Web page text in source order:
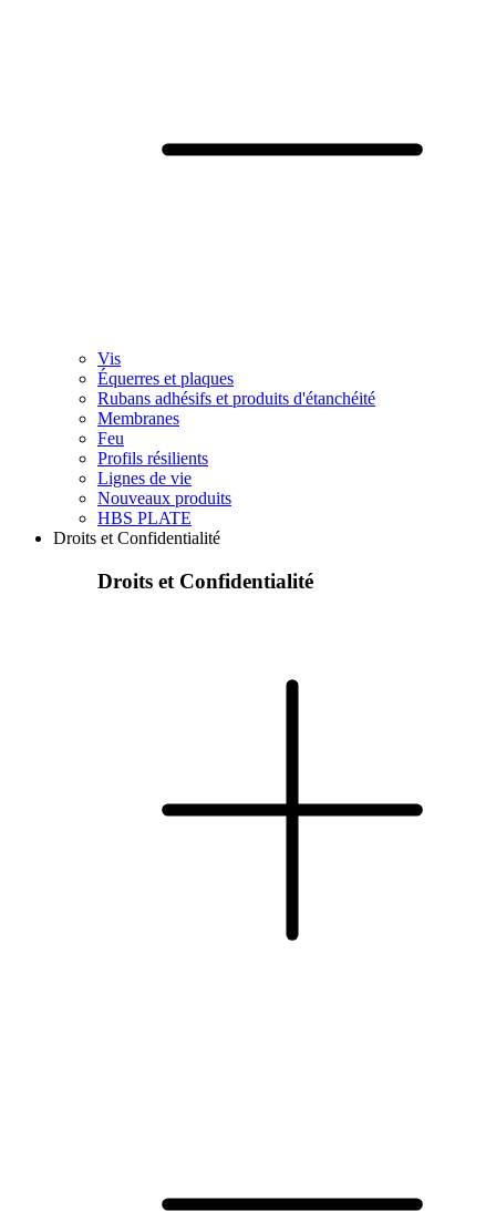
Vis
Équerres et plaques
Rubans adhésifs et produits d'étanchéité
Membranes
Feu
Profils résilients
Lignes de vie
Nouveaux produits
HBS PLATE
Droits et Confidentialité
Droits et Confidentialité